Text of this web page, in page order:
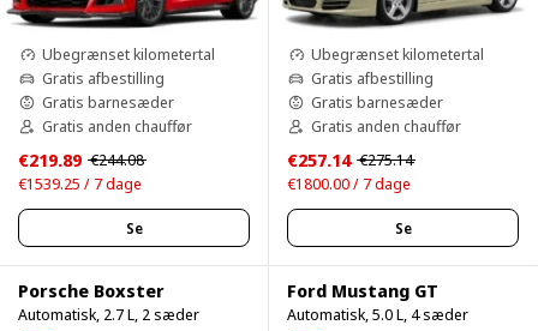
Ubegrænset kilometertal
Gratis afbestilling
Gratis barnesæder
Gratis anden chauffør
€219.89 €244.08
€1539.25 / 7 dage
Se
Ubegrænset kilometertal
Gratis afbestilling
Gratis barnesæder
Gratis anden chauffør
€257.14 €275.14
€1800.00 / 7 dage
Se
Porsche Boxster
Automatisk, 2.7 L, 2 sæder
Ford Mustang GT
Automatisk, 5.0 L, 4 sæder